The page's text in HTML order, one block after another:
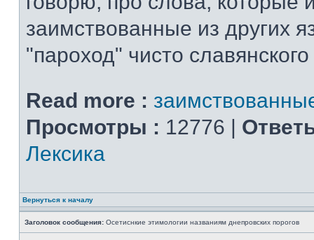
заимствованные из других
"пароход" чисто
Read more :
Просмотры : 12776 |
Лексика
Вернуться к началу
Заголовок сообщения: Осетиснкие этимологии названиям днепровских порогов